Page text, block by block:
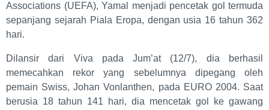
Associations (UEFA), Yamal menjadi pencetak gol termuda
sepanjang sejarah Piala Eropa, dengan usia 16 tahun 362
hari.
Dilansir dari Viva pada Jum’at (12/7), dia berhasil
memecahkan rekor yang sebelumnya dipegang oleh
pemain Swiss, Johan Vonlanthen, pada EURO 2004. Saat
berusia 18 tahun 141 hari, dia mencetak gol ke gawang